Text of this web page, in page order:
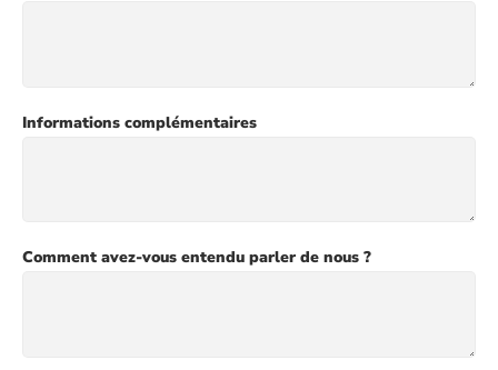
Informations complémentaires
Comment avez-vous entendu parler de nous ?